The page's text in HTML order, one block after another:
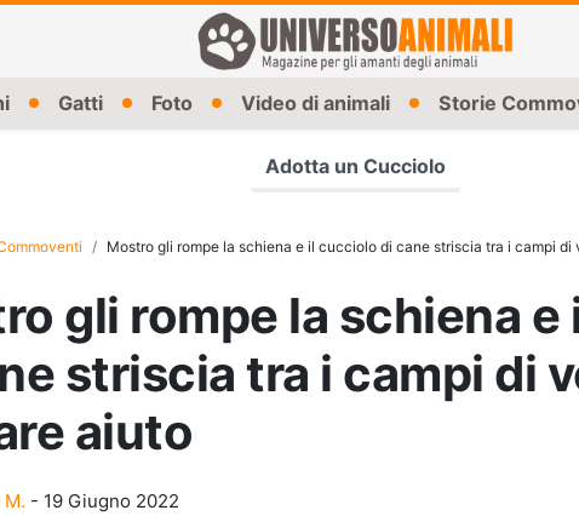
Gatti Foto Video di animali Storie
Adotta un Cucciolo
Mostro gli rompe la schiena e il cucciolo di cane striscia tra i campi di
gli rompe la schiena
striscia tra i campi di
aiuto
- 19 Giugno 2022